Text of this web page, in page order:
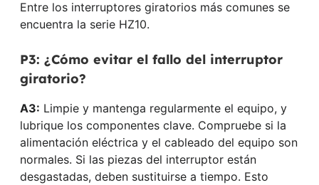
Entre los interruptores giratorios más comunes se
encuentra la serie HZ10.
P3: ¿Cómo evitar el fallo del interruptor
giratorio?
A3: Limpie y mantenga regularmente el equipo, y
lubrique los componentes clave. Compruebe si la
alimentación eléctrica y el cableado del equipo son
normales. Si las piezas del interruptor están
desgastadas, deben sustituirse a tiempo. Esto